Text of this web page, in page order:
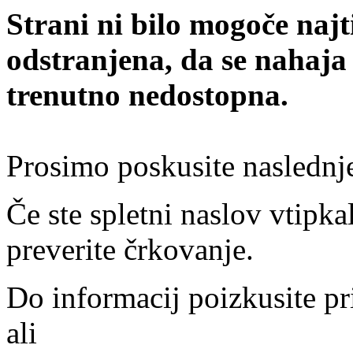
Strani ni bilo mogoče
odstranjena, da se
trenutno nedostopna.
Prosimo poskusite
Če ste spletni naslov
preverite črkovanje.
Do informacij poizkusite
ali